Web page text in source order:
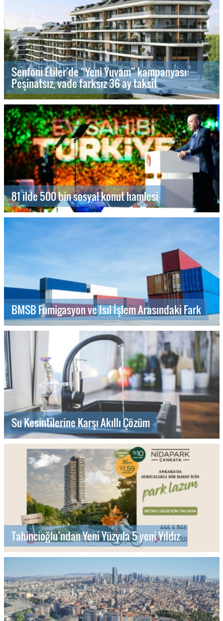
Senfoni Etiler’de “Yeni Yuvam” kampanyası:
Peşinatsız, vade farksız 36 ay taksit
81 ilde 500 bin sosyal konut hamlesi
BMSB Fumigasyon ve Isıl İşlem Arasındaki Fark
Su Kesintilerine Karşı Akıllı Çözüm
Tahincioğlu’ndan Yeni Yüzyıla 5 yeni Yıldız